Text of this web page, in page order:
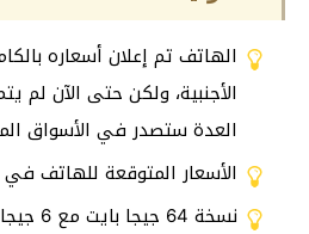
الهاتف تم إعلان أسعاره
الأجنبية، ولكن حتى الآن لم
العدة ستصدر في الأسواق
الأسعار المتوقعة للهاتف